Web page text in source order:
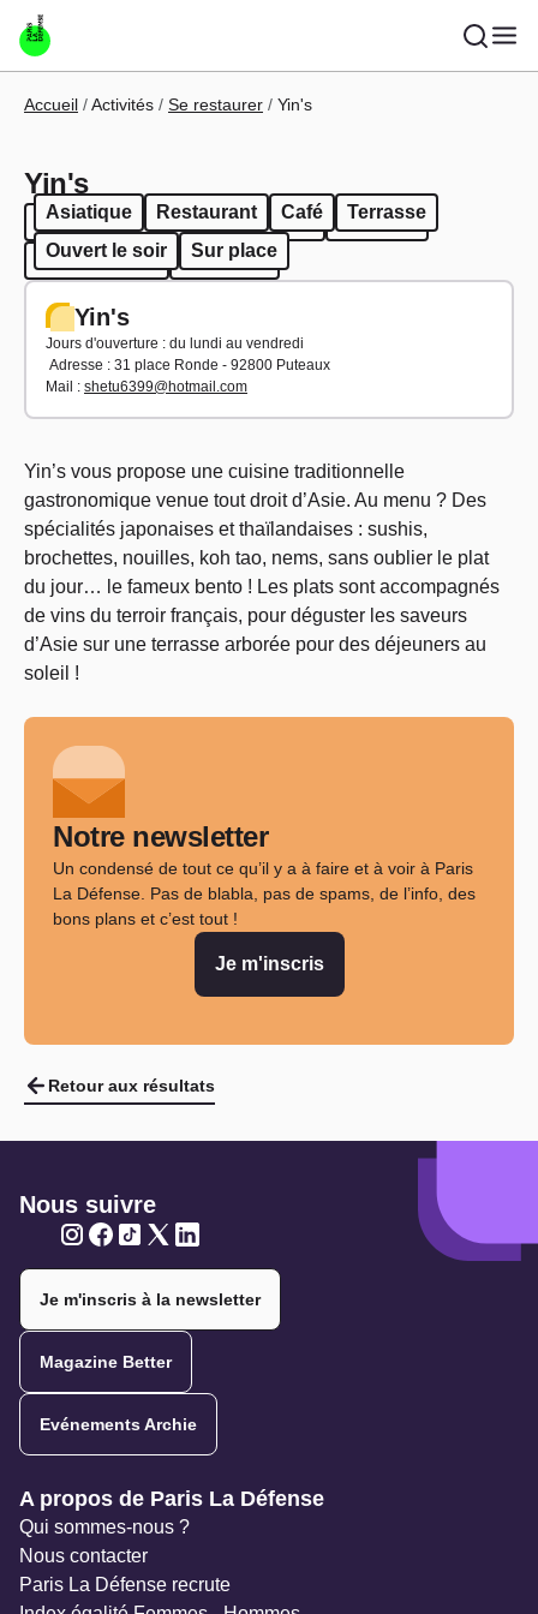
Aller au contenu principal
Fil d'Ariane
Accueil Activités Se restaurer Yin's
Yin's
Asiatique Restaurant Café
Terrasse
Ouvert le soir
Sur place
Asiatique Restaurant Café
Terrasse
Ouvert le soir
Sur place
Yin's
Jours d'ouverture : du lundi au vendredi
Adresse : 31 place Ronde - 92800 Puteaux
Mail : shetu6399@hotmail.com
Yin’s vous propose une cuisine traditionnelle
gastronomique venue tout droit d’Asie. Au menu ? Des
spécialités japonaises et thaïlandaises : sushis,
brochettes, nouilles, koh tao, nems, sans oublier le plat
du jour… le fameux bento ! Les plats sont accompagnés
de vins du terroir français, pour déguster les saveurs
d’Asie sur une terrasse arborée pour des déjeuners au
soleil !
Notre newsletter
Un condensé de tout ce qu’il y a à faire et à voir à Paris
La Défense. Pas de blabla, pas de spams, de l’info, des
bons plans et c’est tout !
Je m'inscris
Retour aux résultats
Nous suivre
Je m'inscris à la newsletter
Magazine Better
Evénements Archie
Navigation secondaire
A propos de Paris La Défense
Qui sommes-nous ?
Nous contacter
Paris La Défense recrute